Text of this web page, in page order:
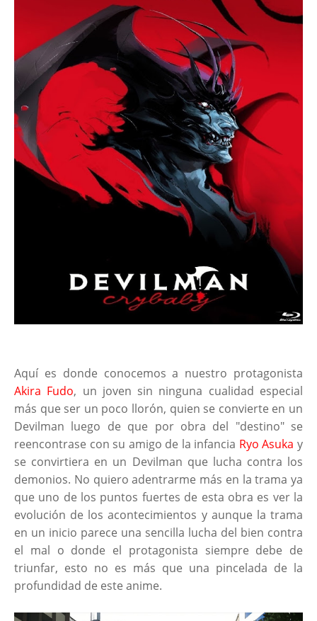
Aquí es donde conocemos a nuestro protagonista
Akira Fudo, un joven sin ninguna cualidad especial
más que ser un poco llorón, quien se convierte en un
Devilman luego de que por obra del "destino" se
reencontrase con su amigo de la infancia Ryo Asuka y
se convirtiera en un Devilman que lucha contra los
demonios. No quiero adentrarme más en la trama ya
que uno de los puntos fuertes de esta obra es ver la
evolución de los acontecimientos y aunque la trama
en un inicio parece una sencilla lucha del bien contra
el mal o donde el protagonista siempre debe de
triunfar, esto no es más que una pincelada de la
profundidad de este anime.